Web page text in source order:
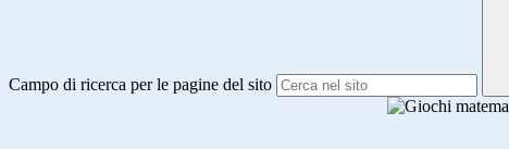
Campo di ricerca per le pagine del sito